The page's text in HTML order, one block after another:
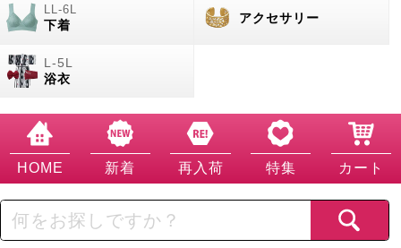
下着
アクセサリー
浴衣
HOME 新着 再入荷 特集 カート